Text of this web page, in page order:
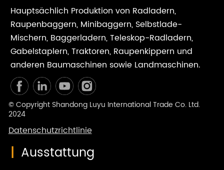
Hauptsächlich Produktion von Radladern,
Raupenbaggern, Minibaggern, Selbstlade-
Mischern, Baggerladern, Teleskop-Radladern,
Gabelstaplern, Traktoren, Raupenkippern und
anderen Baumaschinen sowie Landmaschinen.
© Copyright Shandong Luyu International Trade Co. Ltd.
2024
Datenschutzrichtlinie
| Ausstattung